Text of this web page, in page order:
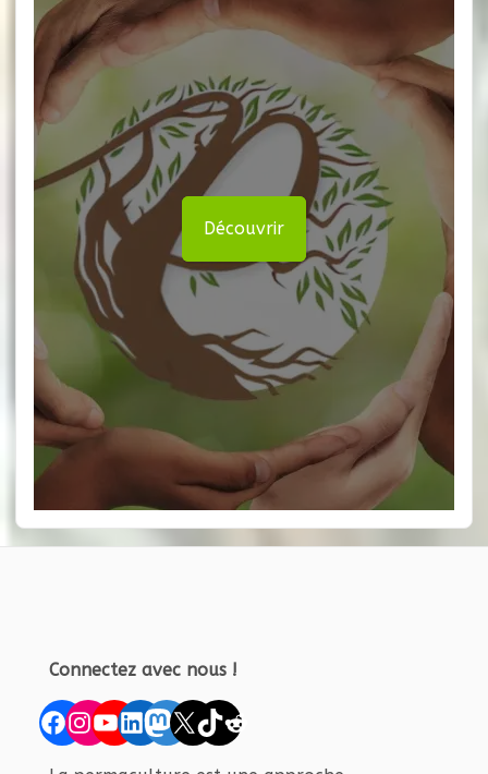
Découvrir
Connectez avec nous !
Facebook
Instagram
YouTube
LinkedIn
Mastodon
X TikTok
Reddit